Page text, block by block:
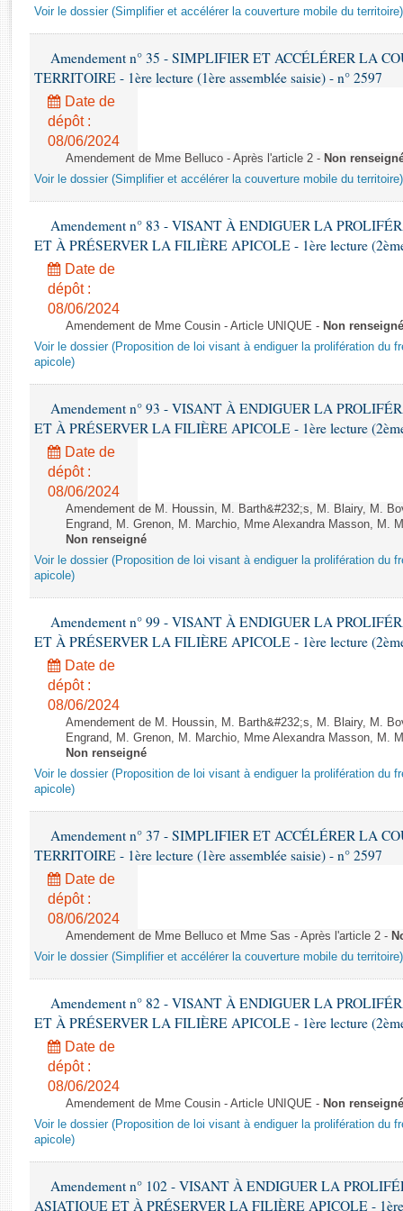
Dossiers législatifs
Budget et sécurité sociale
Comptes rendus des débats
Voir le dossier (Simplifier et accélérer la couverture mobile du territoire)
Amendement n° 35 - SIMPLIFIER ET ACCÉLÉRER LA
TERRITOIRE - 1ère lecture (1ère assemblée saisie) - n° 2597
Date de
dépôt :
08/06/2024
Amendement de Mme Belluco - Après l'article 2 - Non
Voir le dossier (Simplifier et accélérer la couverture mobile du territoire)
Amendement n° 83 - VISANT À ENDIGUER LA
ET À PRÉSERVER LA FILIÈRE APICOLE - 1ère lecture
Date de
dépôt :
08/06/2024
Amendement de Mme Cousin - Article UNIQUE - Non renseigné
Voir le dossier (Proposition de loi visant à endiguer la prolifération du
apicole)
Amendement n° 93 - VISANT À ENDIGUER LA
ET À PRÉSERVER LA FILIÈRE APICOLE - 1ère lecture
Date de
dépôt :
08/06/2024
Amendement de M. Houssin, M. Barth&#232;s, M. Blairy, M.
Engrand, M. Grenon, M. Marchio, Mme Alexandra Masson, M.
Non renseigné
Voir le dossier (Proposition de loi visant à endiguer la prolifération du
apicole)
Amendement n° 99 - VISANT À ENDIGUER LA
ET À PRÉSERVER LA FILIÈRE APICOLE - 1ère lecture
Date de
dépôt :
08/06/2024
Amendement de M. Houssin, M. Barth&#232;s, M. Blairy, M.
Engrand, M. Grenon, M. Marchio, Mme Alexandra Masson, M.
Non renseigné
Voir le dossier (Proposition de loi visant à endiguer la prolifération du
apicole)
Amendement n° 37 - SIMPLIFIER ET ACCÉLÉRER LA
TERRITOIRE - 1ère lecture (1ère assemblée saisie) - n° 2597
Date de
dépôt :
08/06/2024
Amendement de Mme Belluco et Mme Sas - Après l'article 2 -
Voir le dossier (Simplifier et accélérer la couverture mobile du territoire)
Amendement n° 82 - VISANT À ENDIGUER LA
ET À PRÉSERVER LA FILIÈRE APICOLE - 1ère lecture
Date de
dépôt :
08/06/2024
Amendement de Mme Cousin - Article UNIQUE - Non renseigné
Voir le dossier (Proposition de loi visant à endiguer la prolifération du
apicole)
Amendement n° 102 - VISANT À ENDIGUER LA
ASIATIQUE ET À PRÉSERVER LA FILIÈRE APICOLE - 1ère